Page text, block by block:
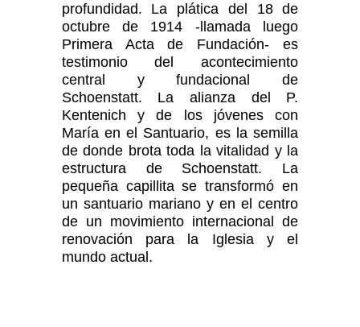
profundidad. La plática del 18 de
octubre de 1914 -llamada luego
Primera Acta de Fundación- es
testimonio del acontecimiento
central y fundacional de
Schoenstatt. La alianza del P.
Kentenich y de los jóvenes con
María en el Santuario, es la semilla
de donde brota toda la vitalidad y la
estructura de Schoenstatt. La
pequeña capillita se transformó en
un santuario mariano y en el centro
de un movimiento internacional de
renovación para la Iglesia y el
mundo actual.